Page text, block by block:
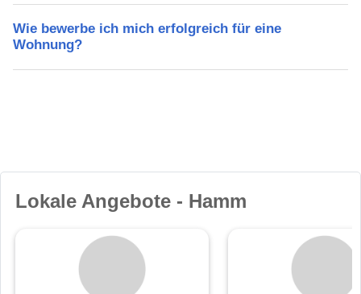
Wie bewerbe ich mich erfolgreich für eine
Wohnung?
Lokale Angebote - Hamm